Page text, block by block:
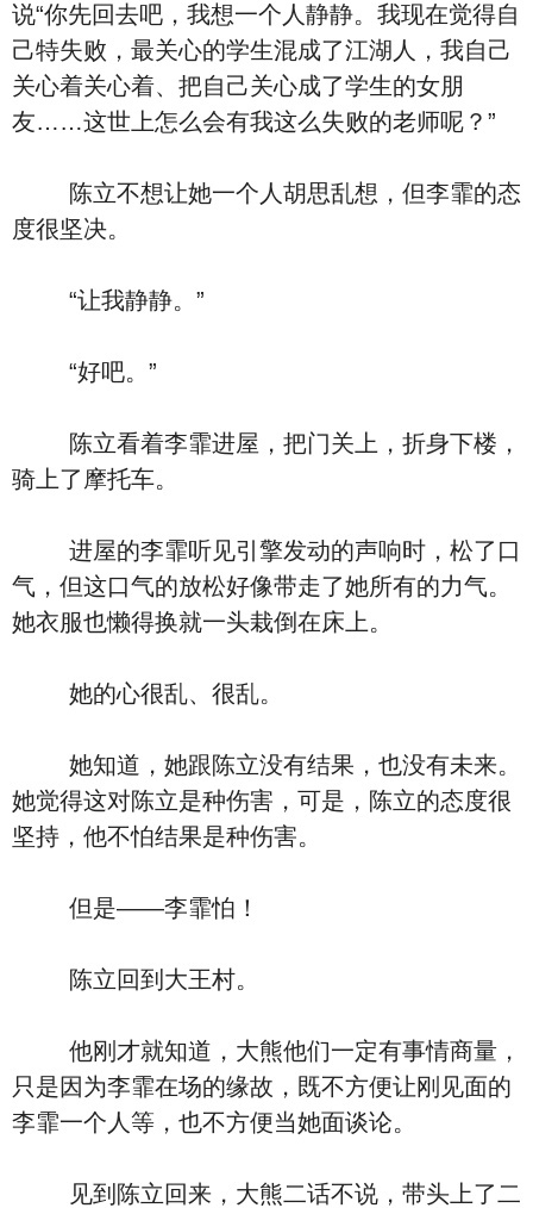
说“你先回去吧，我想一个人静静。我现在觉得自
己特失败，最关心的学生混成了江湖人，我自己
关心着关心着、把自己关心成了学生的女朋
友……这世上怎么会有我这么失败的老师呢？”
陈立不想让她一个人胡思乱想，但李霏的态
度很坚决。
“让我静静。”
“好吧。”
陈立看着李霏进屋，把门关上，折身下楼，
骑上了摩托车。
进屋的李霏听见引擎发动的声响时，松了口
气，但这口气的放松好像带走了她所有的力气。
她衣服也懒得换就一头栽倒在床上。
她的心很乱、很乱。
她知道，她跟陈立没有结果，也没有未来。
她觉得这对陈立是种伤害，可是，陈立的态度很
坚持，他不怕结果是种伤害。
但是——李霏怕！
陈立回到大王村。
他刚才就知道，大熊他们一定有事情商量，
只是因为李霏在场的缘故，既不方便让刚见面的
李霏一个人等，也不方便当她面谈论。
见到陈立回来，大熊二话不说，带头上了二